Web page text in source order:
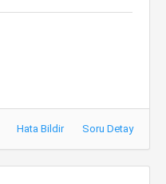
Hata Bildir Soru Detay